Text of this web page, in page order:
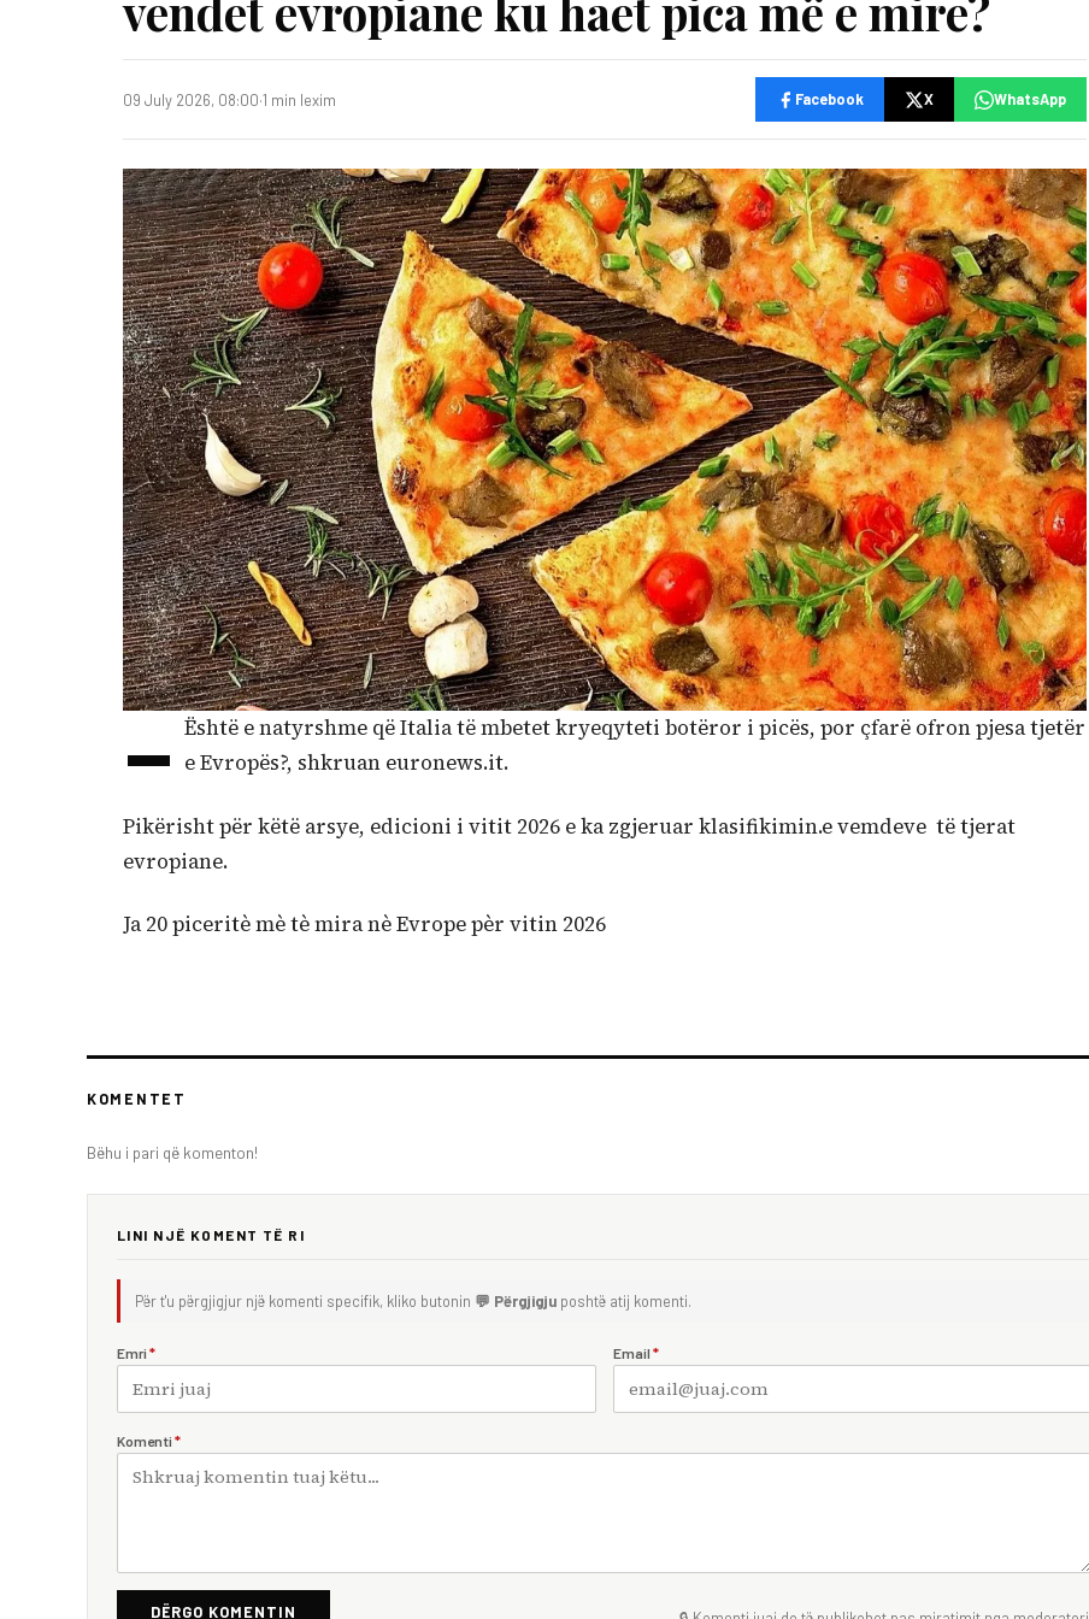
09 July 2026, 08:00·1 min lexim Facebook X WhatsApp
– Është e natyrshme që Italia të mbetet kryeqyteti botëror i picës, por çfarë ofron pjesa tjetër
e Evropës?, shkruan euronews.it.
Pikërisht për këtë arsye, edicioni i vitit 2026 e ka zgjeruar klasifikimin.e vemdeve të tjerat
evropiane.
Ja 20 piceritè mè tè mira nè Evrope pèr vitin 2026
KOMENTET
Bëhu i pari që komenton!
LINI NJË KOMENT TË RI
Për t'u përgjigjur një komenti specifik, kliko butonin 💬 Përgjigju poshtë atij komenti.
Emri * Email *
Komenti *
DËRGO KOMENTIN